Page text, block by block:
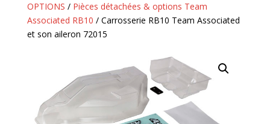
OPTIONS / Pièces détachées & options Team
Associated RB10 / Carrosserie RB10 Team Associated
et son aileron 72015